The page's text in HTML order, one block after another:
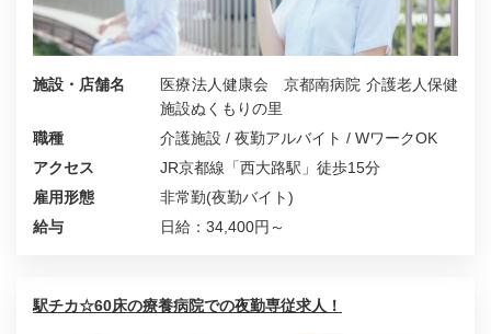
施設・店舗名
医療法人健康会 京都南病院 介護老人保健
施設ぬくもりの里
職種
介護施設 / 夜勤アルバイト / WワークOK
アクセス
JR京都線「西大路駅」徒歩15分
雇用形態
非常勤(夜勤バイト)
給与
日給：34,400円～
駅チカ☆60床の療養病院での夜勤専従求人！